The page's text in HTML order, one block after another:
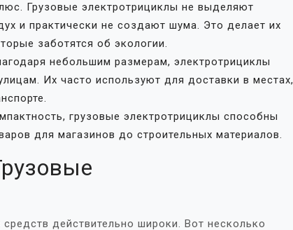
Грузовые электротрициклы не выделяют
и практически не создают шума. Это делает их
заботятся об экологии.
небольшим размерам, электротрициклы
Их часто используют для доставки в местах,
грузовые электротрициклы способны
для магазинов до строительных материалов.
действительно широки. Вот несколько